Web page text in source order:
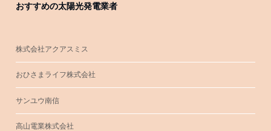
おすすめの太陽光発電業者
株式会社アクアスミス
おひさまライフ株式会社
サンユウ南信
高山電業株式会社